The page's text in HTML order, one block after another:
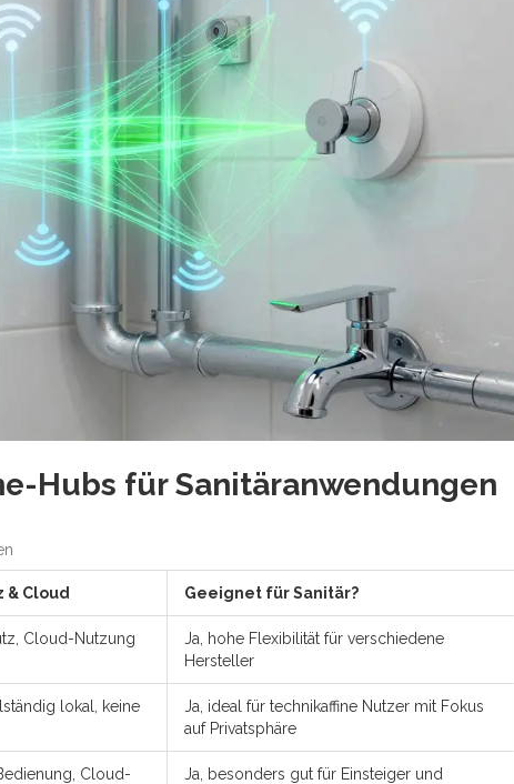
Hubs für Sanitäranwendungen
& Cloud Geeignet für Sanitär?
Cloud-Nutzung
Ja, hohe Flexibilität für verschiedene
Hersteller
lokal, keine
Ja, ideal für technikaffine Nutzer mit Fokus
auf Privatsphäre
Cloud- Ja, besonders gut für Einsteiger und